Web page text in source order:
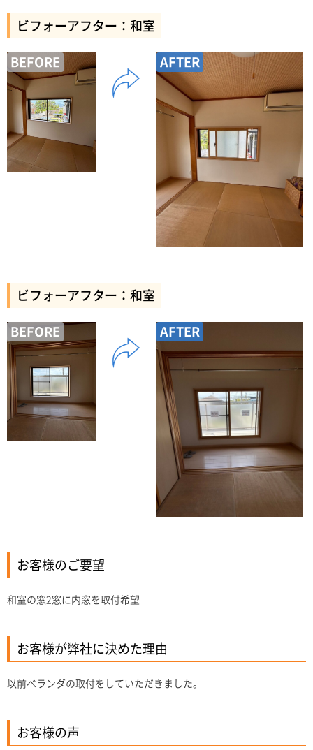
ビフォーアフター：和室
BEFORE AFTER
ビフォーアフター：和室
BEFORE AFTER
お客様のご要望
和室の窓2窓に内窓を取付希望
お客様が弊社に決めた理由
以前ベランダの取付をしていただきました。
お客様の声